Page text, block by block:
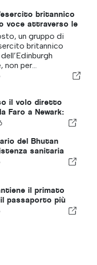
britannico
voce attraverso le
ritorno di “Project
un gruppo di
britannico
per...
il volo diretto
Faro a Newark:
la classe
del Bhutan
sanitaria
il primato
passaporto più